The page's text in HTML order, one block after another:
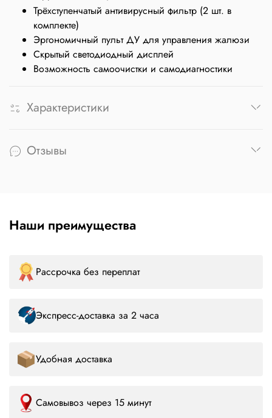
Трёхступенчатый антивирусный фильтр (2 шт. в
комплекте)
Эргономичный пульт ДУ для управления жалюзи
Скрытый светодиодный дисплей
Возможность самоочистки и самодиагностики
Характеристики
Отзывы
Наши преимущества
Рассрочка без переплат
Экспресс-доставка за 2 часа
Удобная доставка
Самовывоз через 15 минут